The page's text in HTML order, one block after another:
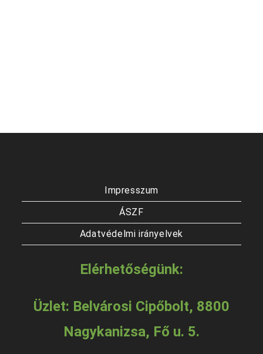
Impresszum
ÁSZF
Adatvédelmi irányelvek
Elérhetőségünk:
Üzlet: Belvárosi Cipőbolt, 8800
Nagykanizsa, Fő u. 5.